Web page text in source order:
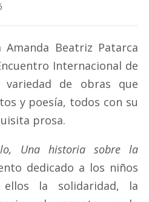
Beatriz Patarca
Internacional de
variedad de obras que
y poesía, todos con su
prosa.
Una historia sobre la
dedicado a los niños
la solidaridad, la